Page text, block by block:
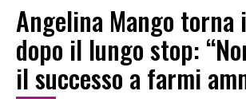
Angelina Mango
dopo il lungo stop:
il successo a farmi